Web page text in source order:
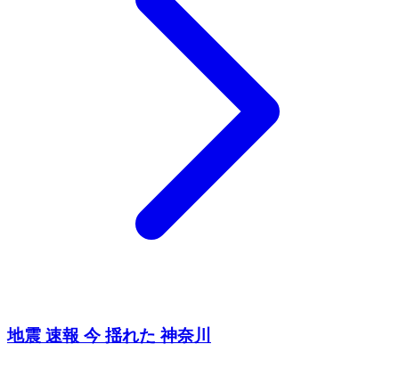
地震 速報 今 揺れた 神奈川